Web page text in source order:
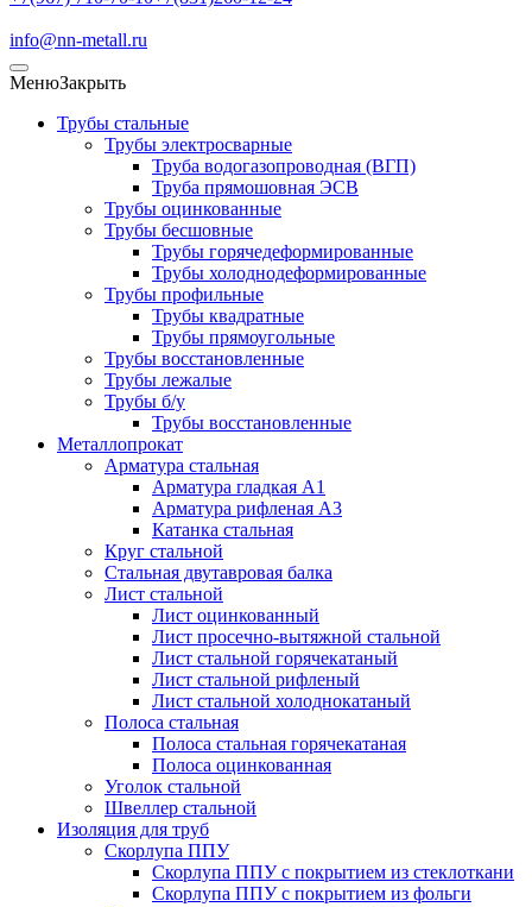
info@nn-metall.ru
МенюЗакрыть
Трубы стальные
Трубы электросварные
Труба водогазопроводная (ВГП)
Труба прямошовная ЭСВ
Трубы оцинкованные
Трубы бесшовные
Трубы горячедеформированные
Трубы холоднодеформированные
Трубы профильные
Трубы квадратные
Трубы прямоугольные
Трубы восстановленные
Трубы лежалые
Трубы б/у
Трубы восстановленные
Металлопрокат
Арматура стальная
Арматура гладкая А1
Арматура рифленая А3
Катанка стальная
Круг стальной
Стальная двутавровая балка
Лист стальной
Лист оцинкованный
Лист просечно-вытяжной стальной
Лист стальной горячекатаный
Лист стальной рифленый
Лист стальной холоднокатаный
Полоса стальная
Полоса стальная горячекатаная
Полоса оцинкованная
Уголок стальной
Швеллер стальной
Изоляция для труб
Скорлупа ППУ
Скорлупа ППУ с покрытием из стеклоткани
Скорлупа ППУ с покрытием из фольги